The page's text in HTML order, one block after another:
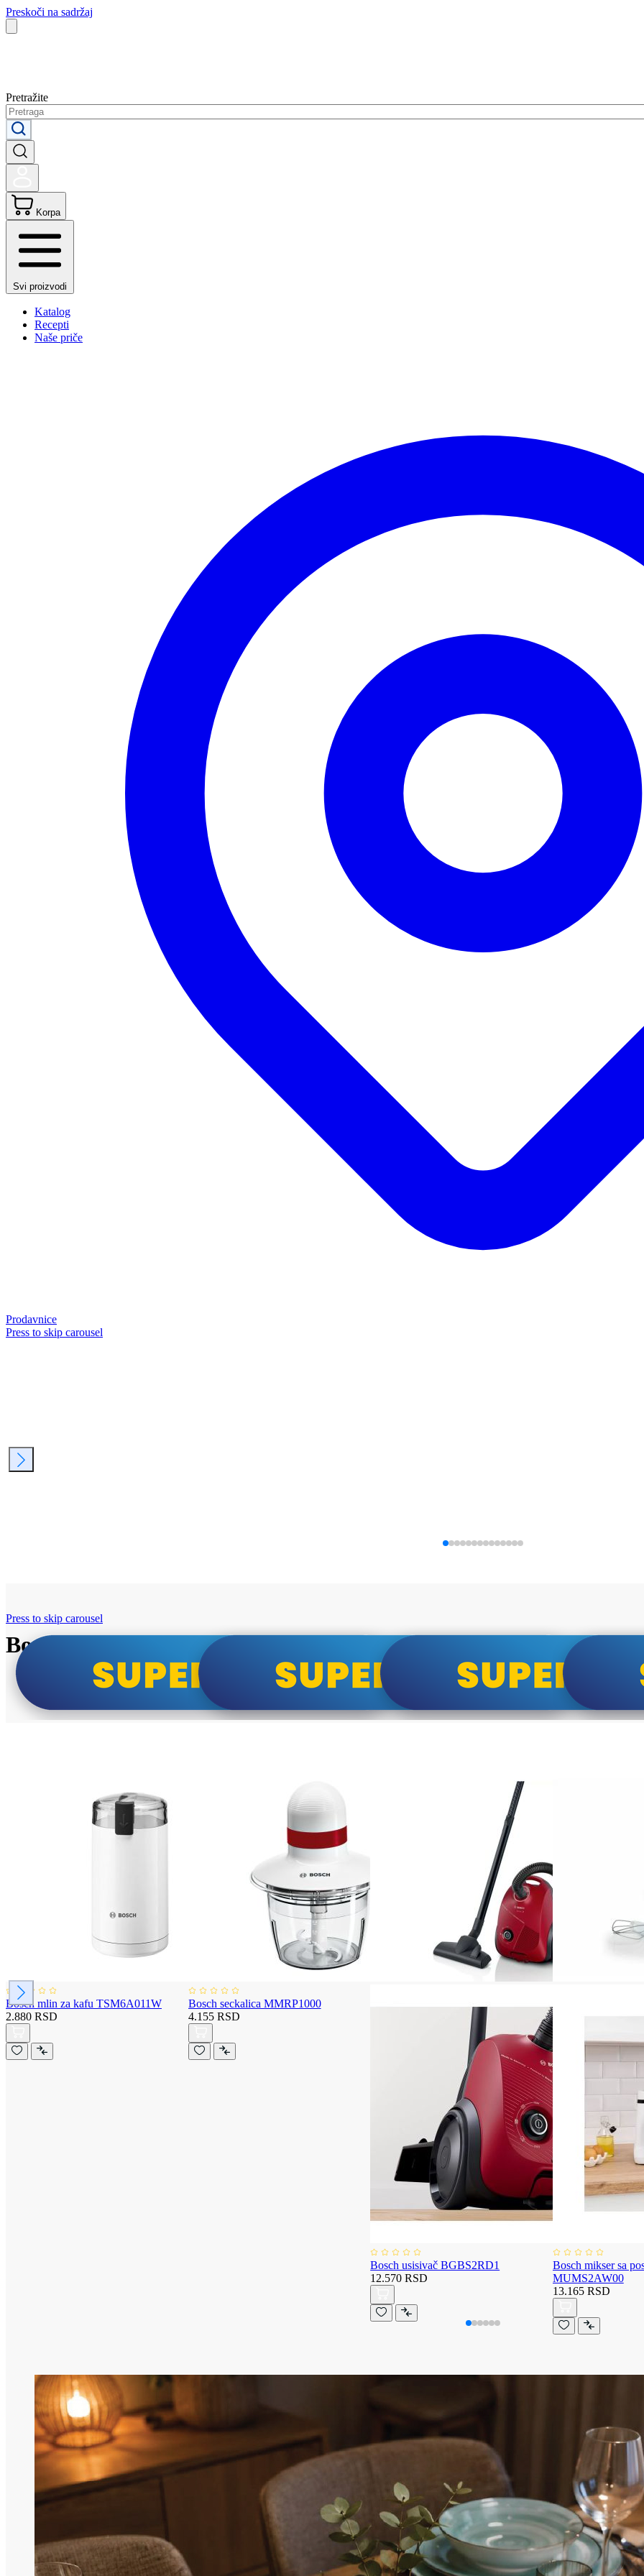
Preskoči na sadržaj
Pretražite
Korpa
Svi proizvodi
Katalog
Recepti
Naše priče
Prodavnice
Press to skip carousel
Bosch super cene
Press to skip carousel
Bosch mlin za kafu TSM6A011W
2.880 RSD
Bosch seckalica MMRP1000
4.155 RSD
Bosch usisivač BGBS2RD1
12.570 RSD
Bosch mikser sa
MUMS2AW00
13.165 RSD